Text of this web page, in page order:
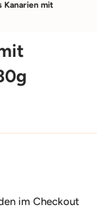
Kanarien mit
im Checkout